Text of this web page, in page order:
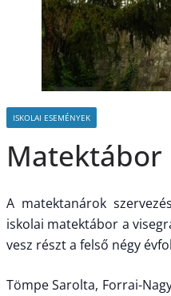
ISKOLAI ESEMÉNYEK
Matektábor
A matektanárok
iskolai matektábor a
vesz részt a felső négy
Tömpe Sarolta, Forrai-